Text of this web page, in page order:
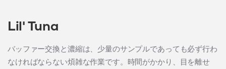
Lil' Tuna
バッファー交換と濃縮は、少量のサンプルであっても必ず行わ
なければならない煩雑な作業です。時間がかかり、目を離せ